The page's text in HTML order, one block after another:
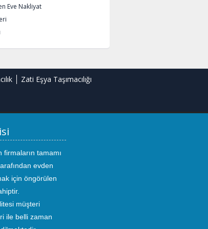
Eve Nakliyat
Zati Eşya Taşımacılığı
firmaların tamamı
evden
için öngörülen
müşteri
ile belli zaman